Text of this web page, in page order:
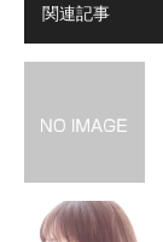
関連記事